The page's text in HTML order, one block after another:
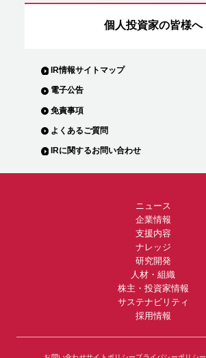
個人投資家の皆様へ
IR情報サイトマップ
電子公告
免責事項
よくあるご質問
IRに関するお問い合わせ
ニュース
企業情報
支援内容
ナレッジ
研究開発
人材・組織
株主・投資家情報
サステナビリティ
採用情報